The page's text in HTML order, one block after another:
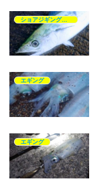
ショアジギング考察
エギング
エギング